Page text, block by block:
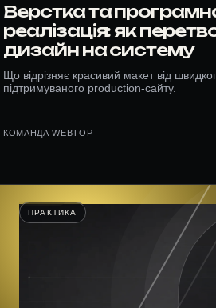
Верстка та
реалізація: як
дизайн на систему
Що відрізняє красивий макет від
підтримуваного production-сайту.
КОМАНДА WEBTOP
ПРАКТИКА